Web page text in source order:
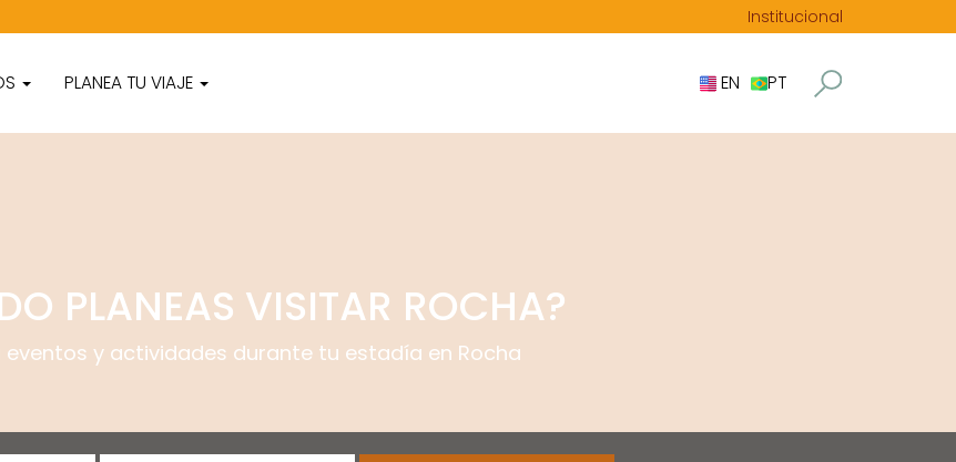
Institucional
PLANEA TU VIAJE EN PT
PLANEAS VISITAR ROCHA?
eventos y actividades durante tu estadía en Rocha